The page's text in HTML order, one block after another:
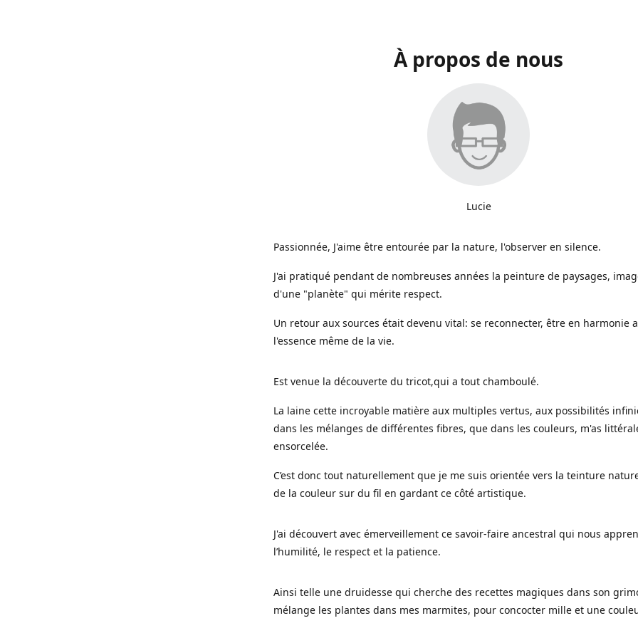
À propos de nous
Lucie
Passionnée, J'aime être entourée par la nature, l'observer en silence.
J'ai pratiqué pendant de nombreuses années la peinture de paysages,
d'une "planète" qui mérite respect.
Un retour aux sources était devenu vital: se reconnecter, être en harmonie
l'essence même de la vie.
Est venue la découverte du tricot,qui a tout chamboulé.
La laine cette incroyable matière aux multiples vertus, aux possibilités
dans les mélanges de différentes fibres, que dans les couleurs, m'as
ensorcelée.
C’est donc tout naturellement que je me suis orientée vers la teinture
de la couleur sur du fil en gardant ce côté artistique.
J'ai découvert avec émerveillement ce savoir-faire ancestral qui nous
l’humilité, le respect et la patience.
Ainsi telle une druidesse qui cherche des recettes magiques dans son
mélange les plantes dans mes marmites, pour concocter mille et une